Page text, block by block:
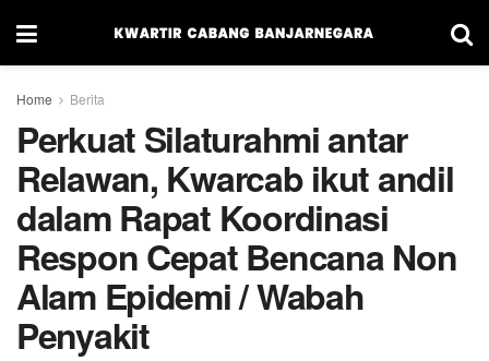
Home Berita
Perkuat Silaturahmi antar
Relawan, Kwarcab ikut andil
dalam Rapat Koordinasi
Respon Cepat Bencana Non
Alam Epidemi / Wabah
Penyakit